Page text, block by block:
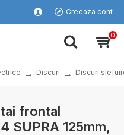
Creeaza cont
0
Discuri Discuri
frontal
SUPRA 125mm,